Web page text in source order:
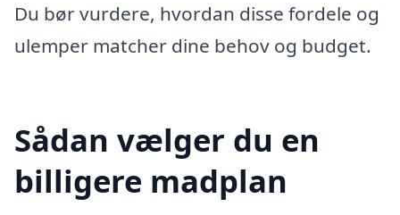
Du bør vurdere, hvordan disse fordele og
ulemper matcher dine behov og budget.
Sådan vælger du en
billigere madplan